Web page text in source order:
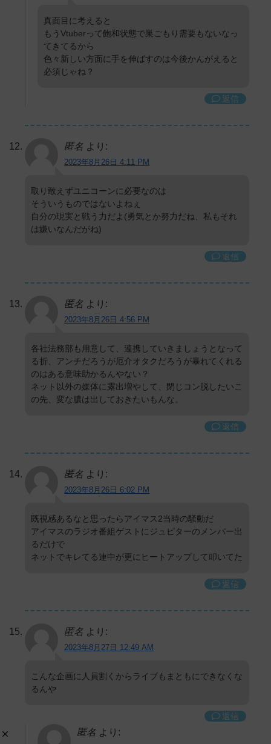
真面目に考えると
もうVtuberって飽和状態で巣ごもり需要もないなっ
てきてるから
色々新しい方面に手を伸ばすのは今後かんがえると
必須じゃね？
返信
匿名 より:
2023年8月26日 4:11 PM
取り敢えずユニコーンに必要なのは
そういうものではないよねぇ
自分の現実と戦う力だよ(勇気とか努力だね、私もそれ
は嫌いなんだがね)
返信
匿名 より:
2023年8月26日 4:56 PM
各社法務部も用意して、連携していきましょうとなって
る折、アンチだろうが厄介オタクだろうが暴れてくれる
のはある意味助かるんやない？
ネット以外の媒体に露出増やして、閉じコン脱したいこ
の先、変な膿は出しておきたいもんな。
返信
匿名 より:
2023年8月26日 6:02 PM
既視感あるなと思ったらアイマス2当時の騒動だ
アイマスのラジオ番組ゲストにジュピターのメンバー出
るだけで
ネットでキレてる連中が更にヒートアップして叩いてた
返信
匿名 より:
2023年8月27日 12:49 AM
こんな企画に人員割くからライブもまともにできなくな
るんや
返信
匿名 より: